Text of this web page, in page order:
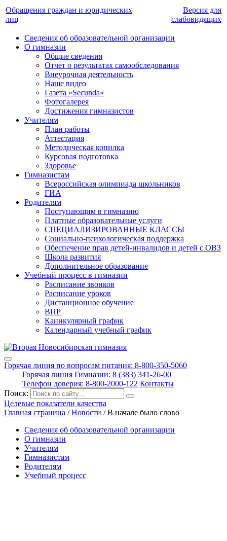
Обращения граждан и юридических
лиц
Версия для
слабовидящих
Сведения об образовательной организации
О гимназии
Общие сведения
Отчет о результатах самообследования
Внеурочная деятельность
Наше видео
Газета «Secunda»
Фотогалерея
Достижения гимназистов
Учителям
План работы
Аттестация
Методическая копилка
Курсовая подготовка
Здоровье
Гимназистам
Всероссийская олимпиада школьников
ГИА
Родителям
Поступающим в гимназию
Платные образовательные услуги
СПЕЦИАЛИЗИРОВАННЫЕ КЛАССЫ
Социально-психологическая поддержка
Обеспечение прав детей-инвалидов и детей с ОВЗ
Школа развития
Дополнительное образование
Учебный процесс в гимназии
Расписание звонков
Расписание уроков
Дистанционное обучение
ВПР
Каникулярный график
Календарный учебный график
Горячая линия по вопросам питания: 8-800-350-5060
Горячая линия Гимназии: 8 (383) 341-26-00
Телефон доверия: 8-800-2000-122 Контакты
Поиск:
Целевые показатели качества
Главная страница /Новости /В начале было слово
Сведения об образовательной организации
О гимназии
Учителям
Гимназистам
Родителям
Учебный процесс